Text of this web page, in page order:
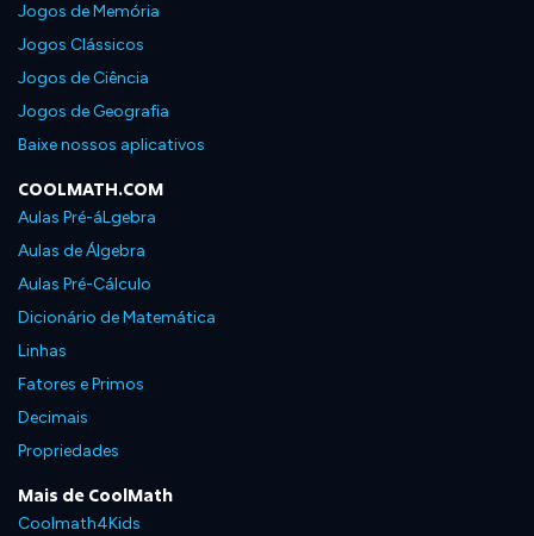
Jogos de Memória
Jogos Clássicos
Jogos de Ciência
Jogos de Geografia
Baixe nossos aplicativos
COOLMATH.COM
Aulas Pré-áLgebra
Aulas de Álgebra
Aulas Pré-Cálculo
Dicionário de Matemática
Linhas
Fatores e Primos
Decimais
Propriedades
Mais de CoolMath
Coolmath4Kids